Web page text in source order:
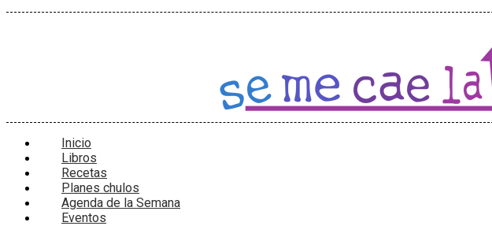
Inicio
Libros
Recetas
Planes chulos
Agenda de la Semana
Eventos